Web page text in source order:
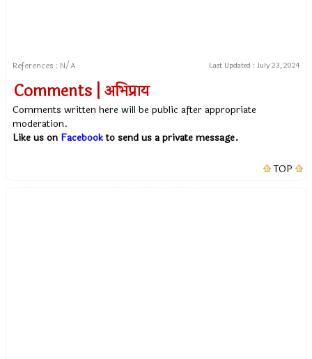
References : N/A Last Updated : July 23, 2024
Comments | अभिप्राय
Comments written here will be public after appropriate
moderation.
Like us on Facebookto send us a private message.
TOP